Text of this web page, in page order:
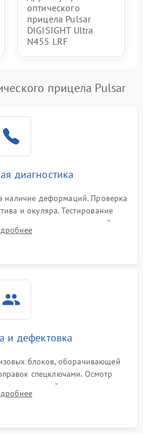
оптического
прицела Pulsar
DIGISIGHT Ultra
N455 LRF
прицела Pulsar
диагностика
наличие деформаций. Проверка
и окуляра. Тестирование
поправок, кольца отстройки
сколов, внутренних
и дефектовка
блоков, оборачивающей
спецключами. Осмотр
соединений, пружин и
причин люфта, смещения